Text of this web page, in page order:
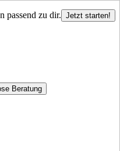
passend zu dir. Jetzt starten!
Beratung